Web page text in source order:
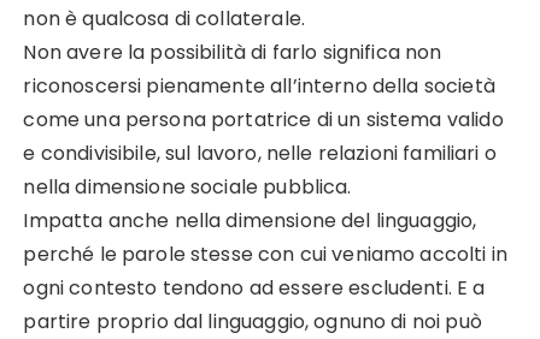
non è qualcosa di collaterale.
Non avere la possibilità di farlo significa non
riconoscersi pienamente all’interno della società
come una persona portatrice di un sistema valido
e condivisibile, sul lavoro, nelle relazioni familiari o
nella dimensione sociale pubblica.
Impatta anche nella dimensione del linguaggio,
perché le parole stesse con cui veniamo accolti in
ogni contesto tendono ad essere escludenti. E a
partire proprio dal linguaggio, ognuno di noi può